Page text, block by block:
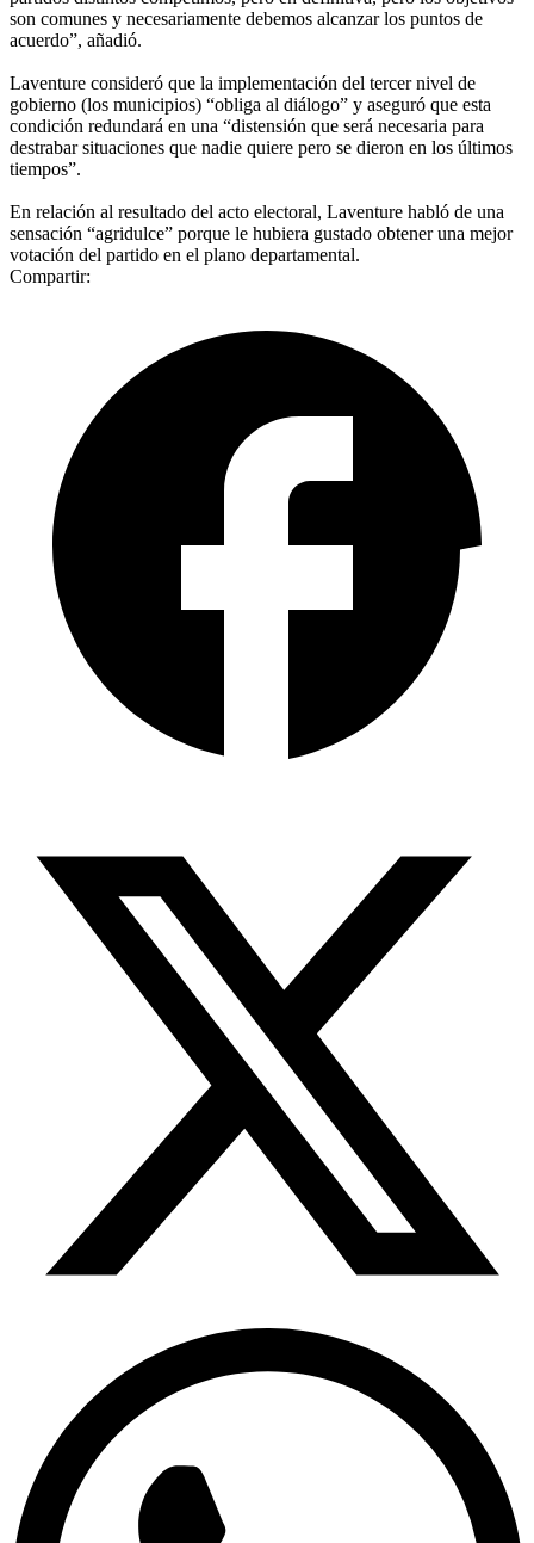
son comunes y necesariamente debemos alcanzar los puntos de
acuerdo”, añadió.
Laventure consideró que la implementación del tercer nivel de
gobierno (los municipios) “obliga al diálogo” y aseguró que esta
condición redundará en una “distensión que será necesaria para
destrabar situaciones que nadie quiere pero se dieron en los últimos
tiempos”.
En relación al resultado del acto electoral, Laventure habló de una
sensación “agridulce” porque le hubiera gustado obtener una mejor
votación del partido en el plano departamental.
Compartir: